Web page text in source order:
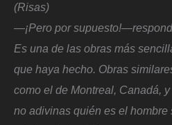
(Risas)
—¡Pero por
Es una de las obras más
que haya hecho. Obras
como el de Montreal, Canadá,
no adivinas quién es el